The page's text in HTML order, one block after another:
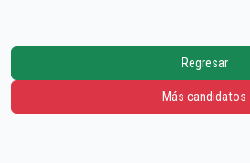
Regresar
Más candidatos